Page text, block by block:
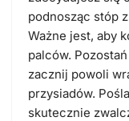
podnosząc stóp
Ważne jest, aby
palców.
zacznij powoli
przysiadów.
skutecznie